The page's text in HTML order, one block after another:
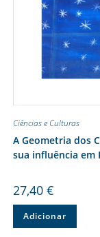
Ciências e Culturas
A Geometria dos
sua influência em
27,40 €
Adicionar